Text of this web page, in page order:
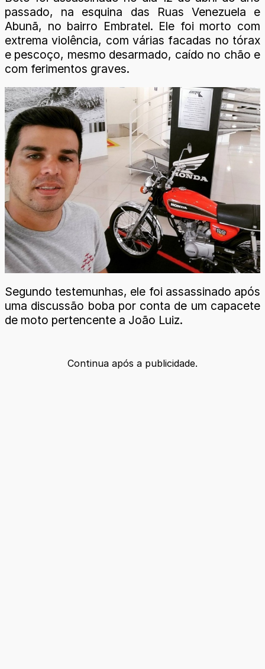
passado, na esquina das Ruas Venezuela e
Abunã, no bairro Embratel. Ele foi morto com
extrema violência, com várias facadas no tórax
e pescoço, mesmo desarmado, caído no chão e
com ferimentos graves.
Segundo testemunhas, ele foi assassinado após
uma discussão boba por conta de um capacete
de moto pertencente a João Luiz.
Continua após a publicidade.